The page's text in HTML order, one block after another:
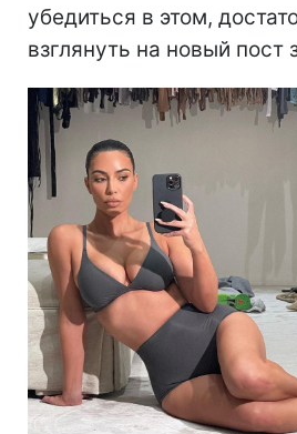
убедиться в этом,
взглянуть на новый пост